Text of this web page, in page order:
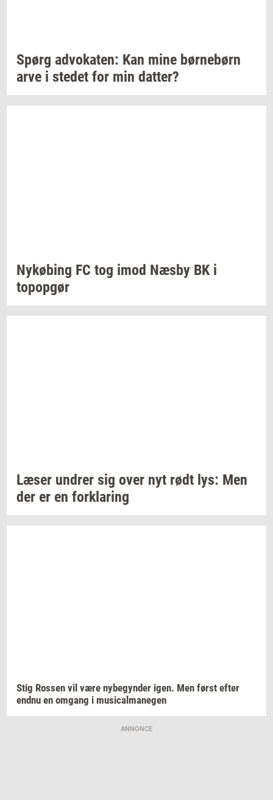
Spørg ad­vo­ka­ten: Kan mine bør­ne­børn
arve i ste­det for min dat­ter?
Ny­kø­bing FC tog imod Næsby BK i
topop­gør
Læser un­drer sig over nyt rødt lys: Men
der er en for­kla­ring
Stig Ros­sen vil være ny­be­gyn­der igen. Men først efter
endnu en om­gang i mu­si­cal­ma­ne­gen
ANNONCE